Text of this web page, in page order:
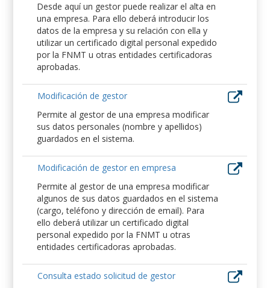
Desde aquí un gestor puede realizar el alta en
una empresa. Para ello deberá introducir los
datos de la empresa y su relación con ella y
utilizar un certificado digital personal expedido
por la FNMT u otras entidades certificadoras
aprobadas.
Modificación de gestor
Permite al gestor de una empresa modificar
sus datos personales (nombre y apellidos)
guardados en el sistema.
Modificación de gestor en empresa
Permite al gestor de una empresa modificar
algunos de sus datos guardados en el sistema
(cargo, teléfono y dirección de email). Para
ello deberá utilizar un certificado digital
personal expedido por la FNMT u otras
entidades certificadoras aprobadas.
Consulta estado solicitud de gestor